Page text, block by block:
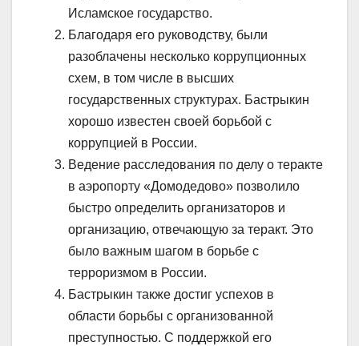
Исламское государство.
Благодаря его руководству, были
разоблачены несколько коррупционных
схем, в том числе в высших
государственных структурах. Бастрыкин
хорошо известен своей борьбой с
коррупцией в России.
Ведение расследования по делу о теракте
в аэропорту «Домодедово» позволило
быстро определить организаторов и
организацию, отвечающую за теракт. Это
было важным шагом в борьбе с
терроризмом в России.
Бастрыкин также достиг успехов в
области борьбы с организованной
преступностью. С поддержкой его